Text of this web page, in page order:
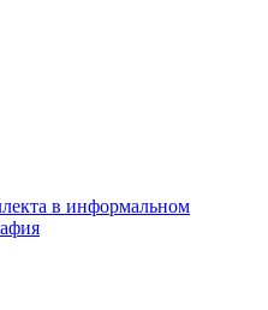
в информальном